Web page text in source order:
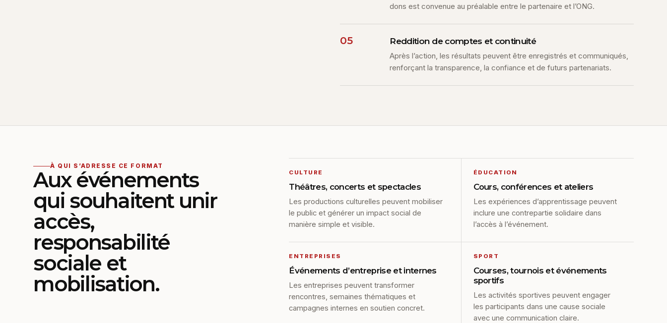
dons est convenue au préalable entre le partenaire et l’ONG.
05 Reddition de comptes et continuité
Après l’action, les résultats peuvent être enregistrés et communiqués,
renforçant la transparence, la confiance et de futurs partenariats.
À QUI S’ADRESSE CE FORMAT
Aux événements
qui souhaitent unir
accès,
responsabilité
sociale et
mobilisation.
CULTURE
Théâtres, concerts et spectacles
Les productions culturelles peuvent mobiliser
le public et générer un impact social de
manière simple et visible.
ÉDUCATION
Cours, conférences et ateliers
Les expériences d’apprentissage peuvent
inclure une contrepartie solidaire dans
l’accès à l’événement.
ENTREPRISES
Événements d’entreprise et internes
Les entreprises peuvent transformer
rencontres, semaines thématiques et
campagnes internes en soutien concret.
SPORT
Courses, tournois et événements
sportifs
Les activités sportives peuvent engager
les participants dans une cause sociale
avec une communication claire.